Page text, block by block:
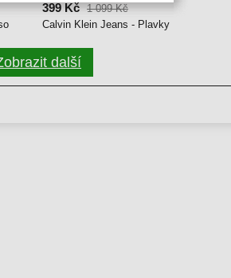
399 Kč 1 099 Kč
Calvin Klein Jeans - Plavky
další